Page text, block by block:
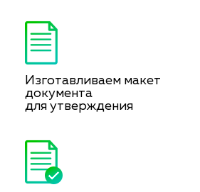
Изготавливаем макет
документа
для утверждения